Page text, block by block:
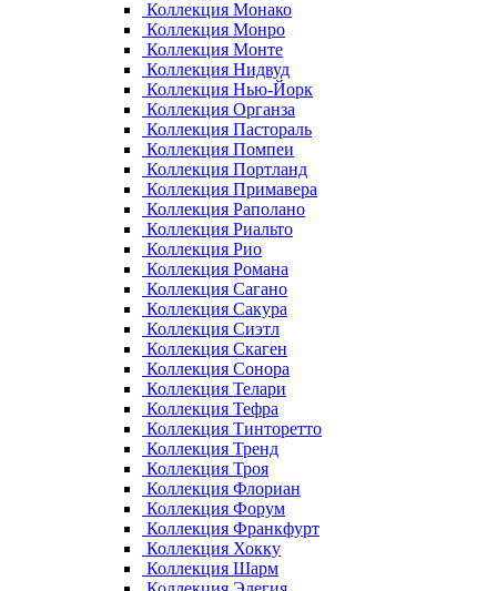
Коллекция Монако
Коллекция Монро
Коллекция Монте
Коллекция Нидвуд
Коллекция Нью-Йорк
Коллекция Органза
Коллекция Пастораль
Коллекция Помпеи
Коллекция Портланд
Коллекция Примавера
Коллекция Раполано
Коллекция Риальто
Коллекция Рио
Коллекция Романа
Коллекция Сагано
Коллекция Сакура
Коллекция Сиэтл
Коллекция Скаген
Коллекция Сонора
Коллекция Телари
Коллекция Тефра
Коллекция Тинторетто
Коллекция Тренд
Коллекция Троя
Коллекция Флориан
Коллекция Форум
Коллекция Франкфурт
Коллекция Хокку
Коллекция Шарм